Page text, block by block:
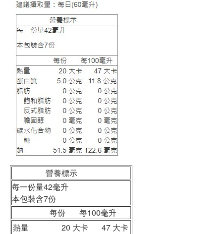
營養標示
每一份量42毫升
本包裝含7份
每份 每100毫升
熱量
20 大卡
47 大卡